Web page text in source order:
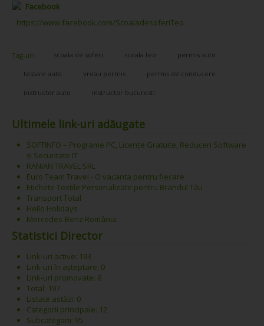
Facebook
https://www.facebook.com/ScoaladesoferiTeo
Tag-uri: scoala de soferi scoala teo permis auto
testare auto vreau permis permis de conducere
instructor auto instructor bucuresti
Ultimele link-uri adăugate
SOFTINFO – Programe PC, Licențe Gratuite, Reduceri Software
și Securitate IT
RANIAN TRAVEL SRL
Euro Team Travel - O vacanta pentru fiecare
Etichete Textile Personalizate pentru Brandul Tău
Transport Total
Hello Holidays
Mercedes-Benz România
Statistici Director
Link-uri active: 193
Link-uri în așteptare: 0
Link-uri promovate: 6
Total: 197
Listate astăzi: 0
Categorii principale: 12
Subcategorii: 95